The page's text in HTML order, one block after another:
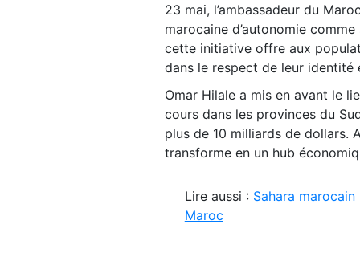
23 mai, l’ambassadeur du
marocaine d’autonomie
cette initiative offre aux
dans le respect de leur identité
Omar Hilale a mis en avant le
cours dans les provinces du
plus de 10 milliards de dollars.
transforme en un hub
Lire aussi : Sahara
Maroc